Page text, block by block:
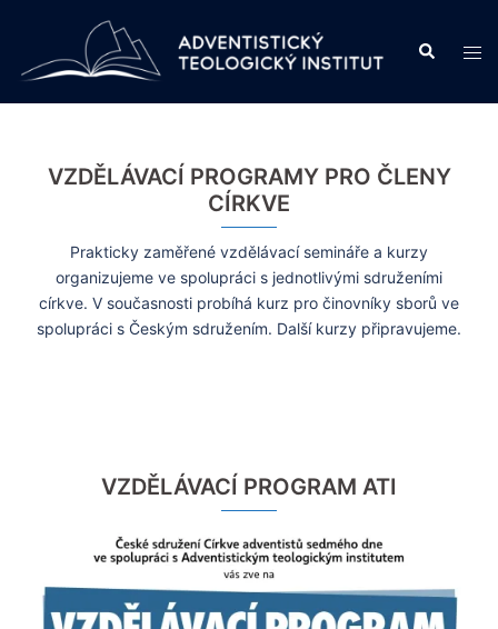
content
Search
VZDĚLÁVACÍ PROGRAMY PRO ČLENY
CÍRKVE
Prakticky zaměřené vzdělávací semináře a kurzy
organizujeme ve spolupráci s jednotlivými sdruženími
církve. V současnosti probíhá kurz pro činovníky sborů ve
spolupráci s Českým sdružením. Další kurzy připravujeme.
VZDĚLÁVACÍ PROGRAM ATI